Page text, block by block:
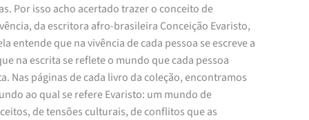
Por isso acho acertado trazer o conceito de
da escritora afro-brasileira Conceição Evaristo,
entende que na vivência de cada pessoa se escreve a
na escrita se reflete o mundo que cada pessoa
Nas páginas de cada livro da coleção, encontramos
ao qual se refere Evaristo: um mundo de
de tensões culturais, de conflitos que as